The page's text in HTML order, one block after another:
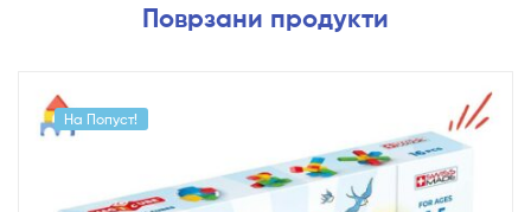
Поврзани продукти
На Попуст!